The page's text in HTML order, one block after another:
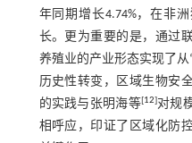
年同期增长4.74%，在非
长。更为重要的是，通过
养殖业的产业形态实现了从
历史性转变，区域生物安
的实践与张明海等[12]对规
相呼应，印证了区域化防